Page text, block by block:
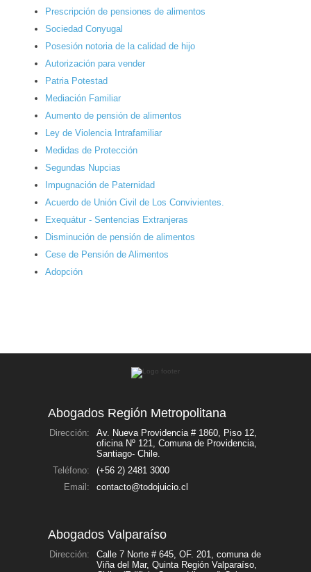
Prescripción de pensiones de alimentos
Sociedad Conyugal
Posesión notoria de la calidad de hijo
Autorización para vender
Patria Potestad
Mediación Familiar
Aumento de pensión de alimentos
Ley de Violencia Intrafamiliar
Medidas de Protección
Segundas Nupcias
Impugnación de Paternidad
Acuerdo de Unión Civil de Los Convivientes.
Exequátur - Sentencias Extranjeras
Disminución de pensión de alimentos
Cese de Pensión de Alimentos
Adopción
Abogados Región Metropolitana
Dirección:
Av. Nueva Providencia # 1860, Piso 12,
oficina Nº 121, Comuna de Providencia,
Santiago- Chile.
Teléfono:
(+56 2) 2481 3000
Email:
contacto@todojuicio.cl
Abogados Valparaíso
Dirección:
Calle 7 Norte # 645, OF. 201, comuna de
Viña del Mar, Quinta Región Valparaíso,